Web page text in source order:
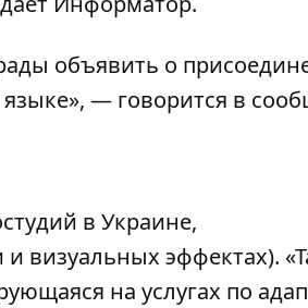
объявить о
— говорится в
в Украине,
визуальных эффектах).
на услугах по